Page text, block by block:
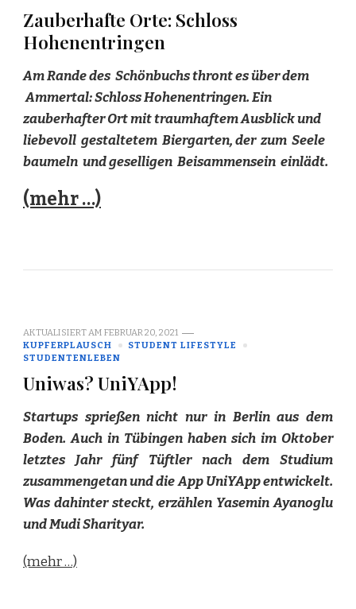
Zauberhafte Orte: Schloss
Hohenentringen
Am Rande des Schönbuchs thront es über dem
Ammertal: Schloss Hohenentringen. Ein
zauberhafter Ort mit traumhaftem Ausblick und
liebevoll gestaltetem Biergarten, der zum Seele
baumeln und geselligen Beisammensein einlädt.
(mehr …)
AKTUALISIERT AM FEBRUAR 20, 2021
KUPFERPLAUSCH
STUDENT LIFESTYLE
STUDENTENLEBEN
Uniwas? UniYApp!
Startups sprießen nicht nur in Berlin aus dem
Boden. Auch in Tübingen haben sich im Oktober
letztes Jahr fünf Tüftler nach dem Studium
zusammengetan und die App UniYApp entwickelt.
Was dahinter steckt, erzählen Yasemin Ayanoglu
und Mudi Sharityar.
(mehr …)